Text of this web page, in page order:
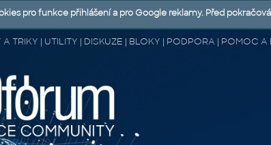
TRIKY | UTILITY | DISKUZE | BLOKY | PODPORA | POMOC A
pro funkce přihlášení a pro Google reklamy. Před